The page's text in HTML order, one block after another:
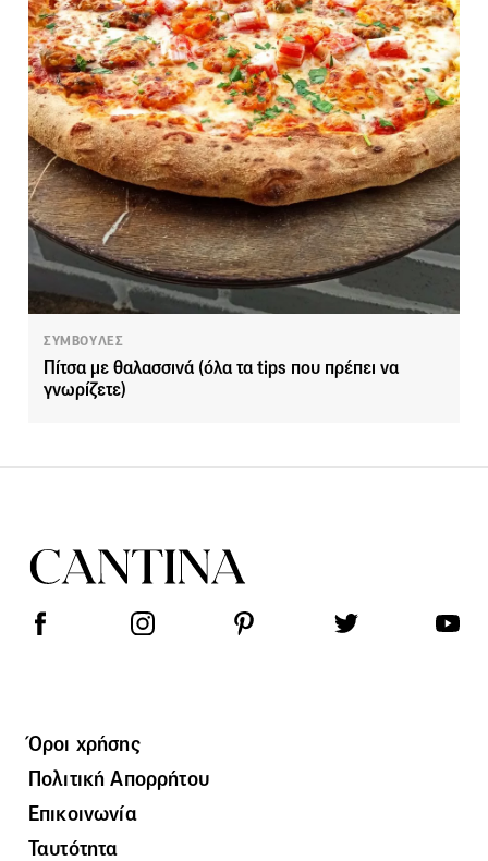
ΣΥΜΒΟΥΛΕΣ
Πίτσα με θαλασσινά (όλα τα tips που πρέπει να
γνωρίζετε)
Όροι χρήσης
Πολιτική Απορρήτου
Επικοινωνία
Ταυτότητα